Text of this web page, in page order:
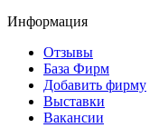
Информация
Отзывы
База Фирм
Добавить фирму
Выставки
Вакансии